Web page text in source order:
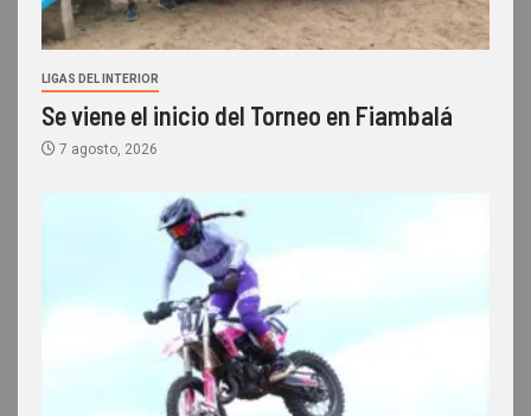
LIGAS DEL INTERIOR
Se viene el inicio del Torneo en Fiambalá
7 agosto, 2026